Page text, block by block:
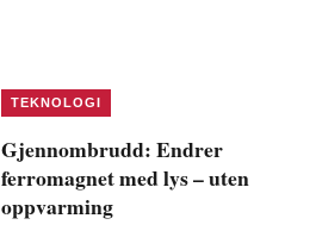
TEKNOLOGI
Gjennombrudd: Endrer
ferromagnet med lys – uten
oppvarming